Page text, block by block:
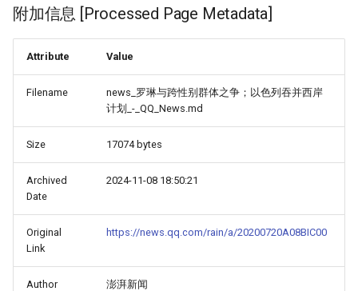
附加信息 [Processed Page Metadata]
Attribute Value
Filename
news_罗琳与跨性别群体之争；以色列吞并西岸
计划_-_QQ_News.md
Size 17074 bytes
Archived
Date
2024-11-08 18:50:21
Original
Link
https://news.qq.com/rain/a/20200720A08BIC00
Author 澎湃新闻